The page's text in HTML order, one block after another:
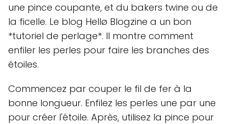
une pince coupante, et du bakers twine ou de
la ficelle. Le blog Hellø Blogzine a un bon
*tutoriel de perlage*. Il montre comment
enfiler les perles pour faire les branches des
étoiles.
Commencez par couper le fil de fer à la
bonne longueur. Enfilez les perles une par une
pour créer l'étoile. Après, utilisez la pince pour